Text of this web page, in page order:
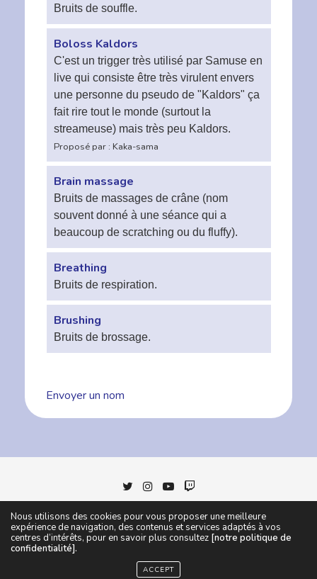
Bruits de souffle.
Boloss Kaldors
C'est un trigger très utilisé par Samuse en
live qui consiste être très virulent envers
une personne du pseudo de "Kaldors" ça
fait rire tout le monde (surtout la
streameuse) mais très peu Kaldors.
Proposé par : Kaka-sama
Brain massage
Bruits de massages de crâne (nom
souvent donné à une séance qui a
beaucoup de scratching ou du fluffy).
Breathing
Bruits de respiration.
Brushing
Bruits de brossage.
Envoyer un nom
POLITIQUE DE CONFIDENTIALITÉ MENTIONS LÉGALES
DÉVELOPPÉ PAR ALEXWILLIAM
Nous utilisons des cookies pour vous proposer une meilleure
expérience de navigation, des contenus et services adaptés à vos
centres d’intérêts, pour en savoir plus consultez [notre politique de
confidentialité].
ACCEPT